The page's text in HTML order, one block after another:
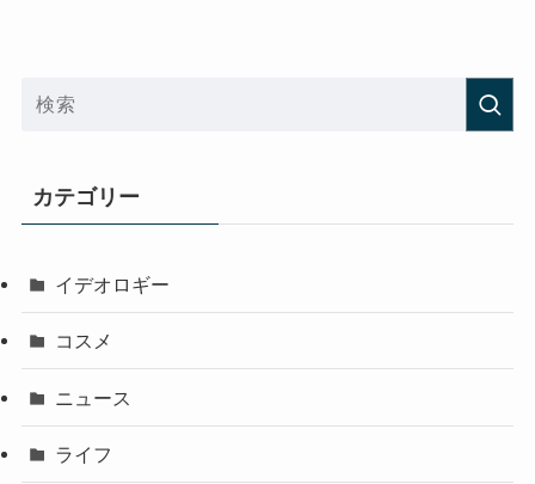
カテゴリー
イデオロギー
コスメ
ニュース
ライフ